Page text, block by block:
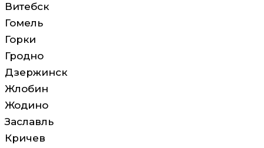
Витебск
Гомель
Горки
Гродно
Дзержинск
Жлобин
Жодино
Заславль
Кричев